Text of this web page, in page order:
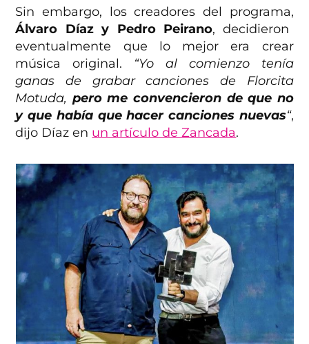
Sin embargo, los creadores del programa,
Álvaro Díaz y Pedro Peirano, decidieron
eventualmente que lo mejor era crear
música original. “Yo al comienzo tenía
ganas de grabar canciones de Florcita
Motuda, pero me convencieron de que no
y que había que hacer canciones nuevas“,
dijo Díaz en un artículo de Zancada.